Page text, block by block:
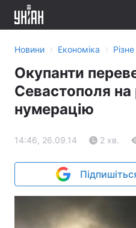
Новини › Економіка › Різне
Окупанти
Севастополя на
нумерацію
14:46, 26.09.14 2 хв.